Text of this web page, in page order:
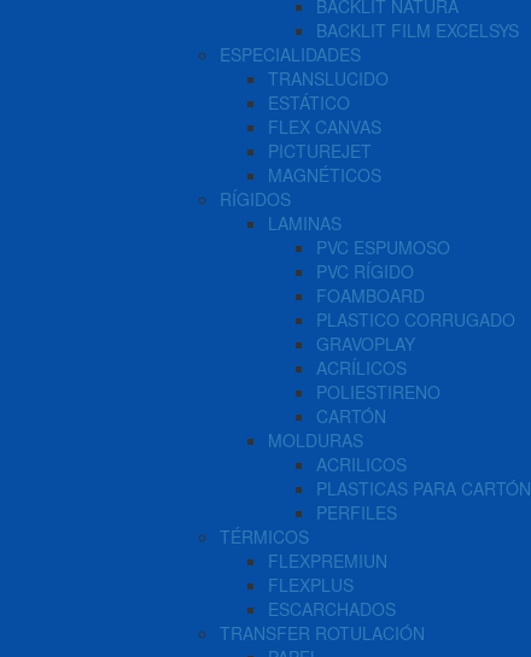
BACKLIT NATURA
BACKLIT FILM EXCELSYS
ESPECIALIDADES
TRANSLUCIDO
ESTÁTICO
FLEX CANVAS
PICTUREJET
MAGNÉTICOS
RÍGIDOS
LAMINAS
PVC ESPUMOSO
PVC RÍGIDO
FOAMBOARD
PLASTICO CORRUGADO
GRAVOPLAY
ACRÍLICOS
POLIESTIRENO
CARTÓN
MOLDURAS
ACRILICOS
PLASTICAS PARA CARTÓN
PERFILES
TÉRMICOS
FLEXPREMIUN
FLEXPLUS
ESCARCHADOS
TRANSFER ROTULACIÓN